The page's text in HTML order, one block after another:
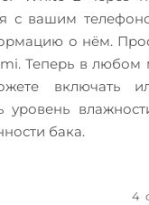
с вашим
о нём.
Теперь в любом
включать
уровень
бака.
4